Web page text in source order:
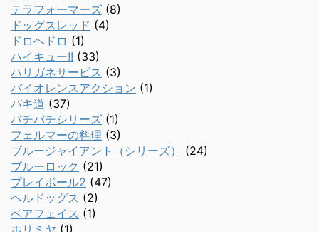
テラフォーマーズ (8)
ドッグスレッド (4)
ドロヘドロ (1)
ハイキュー!! (33)
ハリガネサービス (3)
バイオレンスアクション (1)
バキ道 (37)
バチバチシリーズ (1)
フェルマーの料理 (3)
ブルージャイアント（シリーズ）
(24)
ブルーロック (21)
プレイボール2 (47)
ヘルドッグス (2)
ベアフェイス (1)